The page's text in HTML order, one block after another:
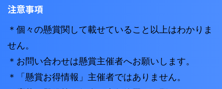
注意事項
＊個々の懸賞関して載せていること以上はわかりま
せん。
＊お問い合わせは懸賞主催者へお願いします。
＊「懸賞お得情報」主催者ではありません。